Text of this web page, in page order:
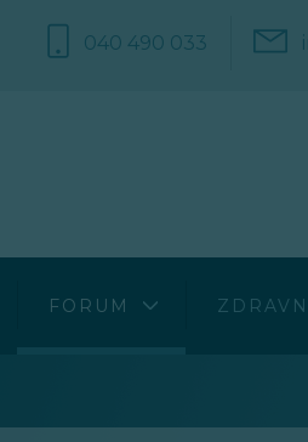
040 490 033
FORUM
Ostalo